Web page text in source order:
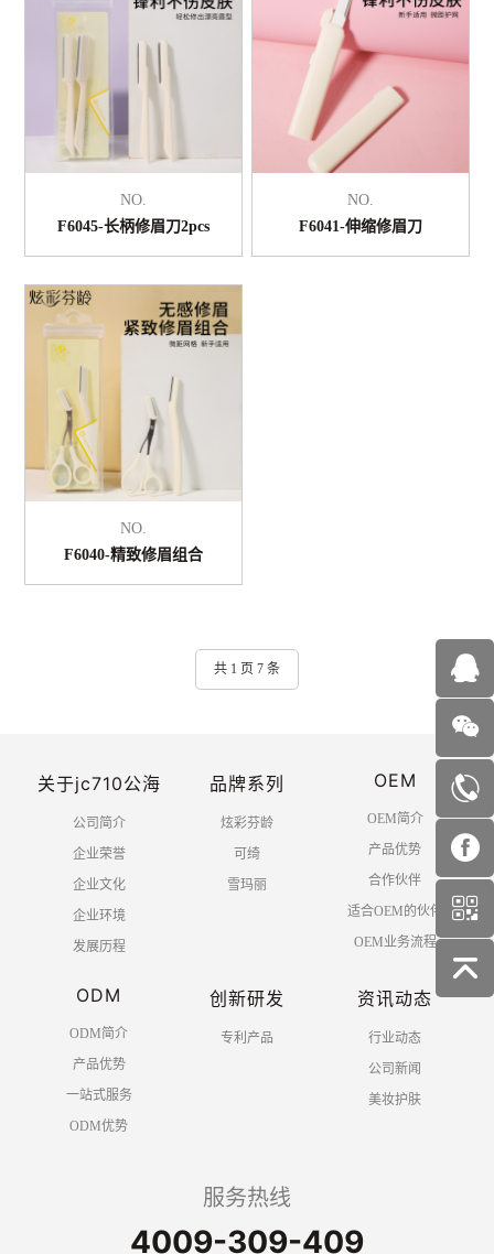
NO.
F6045-长柄修眉刀2pcs
NO.
F6041-伸缩修眉刀
NO.
F6040-精致修眉组合
共 1 页 7 条
关于jc710公海
公司简介
企业荣誉
企业文化
企业环境
发展历程
品牌系列
炫彩芬龄
可绮
雪玛丽
OEM
OEM简介
产品优势
合作伙伴
适合OEM的伙伴
OEM业务流程
ODM
ODM简介
产品优势
一站式服务
ODM优势
创新研发
专利产品
资讯动态
行业动态
公司新闻
美妆护肤
服务热线
4009-309-409